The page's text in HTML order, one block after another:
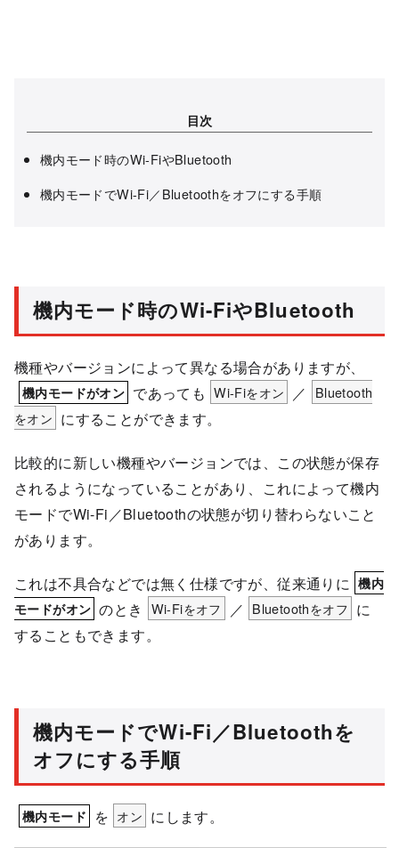
目次
機内モード時のWi-FiやBluetooth
機内モードでWi-Fi／Bluetoothをオフにする手順
機内モード時のWi-FiやBluetooth
機種やバージョンによって異なる場合がありますが、
機内モードがオン であっても Wi-Fiをオン ／
Bluetooth
をオン にすることができます。
比較的に新しい機種やバージョンでは、この状態が保存
されるようになっていることがあり、これによって機内
モードでWi-Fi／Bluetoothの状態が切り替わらないこと
があります。
これは不具合などでは無く仕様ですが、従来通りに 機内
モードがオン のとき Wi-Fiをオフ ／ Bluetoothをオフ に
することもできます。
機内モードでWi-Fi／Bluetoothを
オフにする手順
機内モード を オン にします。